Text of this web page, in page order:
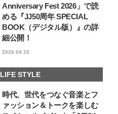
Anniversary Fest 2026」で読
める『JJ50周年 SPECIAL
BOOK（デジタル版）』の詳
細公開！
2026.04.10
LIFE STYLE
時代、世代をつなぐ音楽とフ
ァッション＆トークを楽しむ